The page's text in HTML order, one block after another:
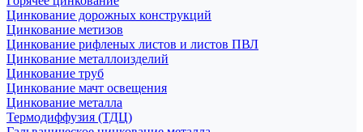
Цинкование дорожных конструкций
Цинкование метизов
Цинкование рифленых листов и листов ПВЛ
Цинкование металлоизделий
Цинкование труб
Цинкование мачт освещения
Цинкование металла
Термодиффузия (ТДЦ)